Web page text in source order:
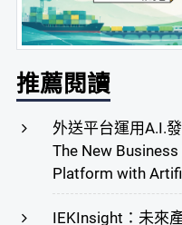
推薦閱讀
外送平台運用A.I.
The New
Platform with
IEKInsight：未來